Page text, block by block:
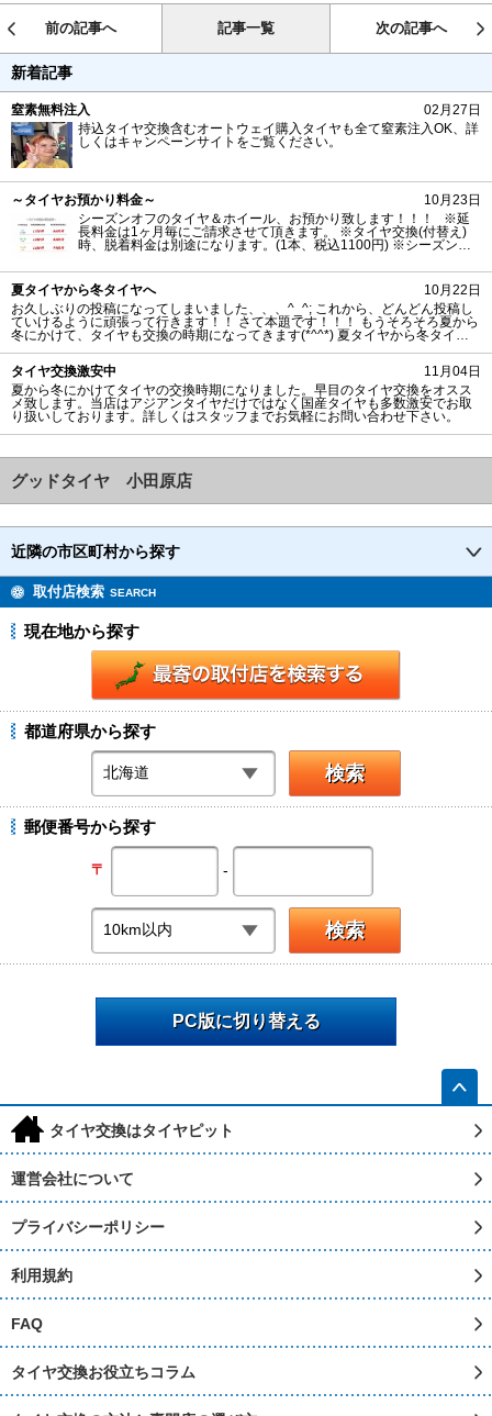
前の記事へ 記事一覧 次の記事へ
新着記事
窒素無料注入
02月27日
持込タイヤ交換含むオートウェイ購入タイヤも全て窒素注入OK、詳
しくはキャンペーンサイトをご覧ください。
～タイヤお預かり料金～
10月23日
シーズンオフのタイヤ＆ホイール、お預かり致します！！！ ※延
長料金は1ヶ月毎にご請求させて頂きます。 ※タイヤ交換(付替え)
時、脱着料金は別途になります。(1本、税込1100円) ※シーズンの
お勧めです。 ※お取引時、『タイヤお預かり証』を必ずご準備下さ
い。
夏タイヤから冬タイヤへ
10月22日
お久しぶりの投稿になってしまいました、、、^_^; これから、どんどん投稿し
ていけるように頑張って行きます！！ さて本題です！！！ もうそろそろ夏から
冬にかけて、タイヤも交換の時期になってきます(*^^*) 夏タイヤから冬タイヤ
1ヶ月ほど前がベストになります(^O^)／ 当店もそのぐらいの時期になりますと
繁忙期気味なる為、寒くなってからギリギリで予約されますと予約が取れない
可能性が出てきます、、、m(_
タイヤ交換激安中
11月04日
夏から冬にかけてタイヤの交換時期になりました。早目のタイヤ交換をオスス
メ致します。当店はアジアンタイヤだけではなく国産タイヤも多数激安でお取
り扱いしております。詳しくはスタッフまでお気軽にお問い合わせ下さい。
グッドタイヤ 小田原店
近隣の市区町村から探す
取付店検索 SEARCH
現在地から探す
都道府県から探す
郵便番号から探す
〒 -
PC版に切り替える
h タイヤ交換はタイヤピット
運営会社について
プライバシーポリシー
利用規約
FAQ
タイヤ交換お役立ちコラム